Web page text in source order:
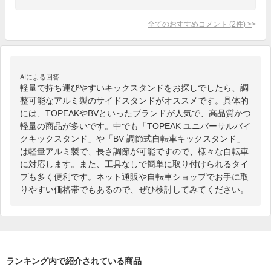
全てのおすすめコメント (2件) >
AIによる回答
軽量で持ち運びやすいキックスタンドをお探しでしたら、調
整可能なアルミ製のサイドスタンドがオススメです。具体的
には、TOPEAKやBVといったブランドが人気で、高品質かつ
軽量の商品が多いです。中でも「TOPEAK ユニバーサルバイ
クキックスタンド」や「BV 調節式自転車キックスタンド」
は軽量アルミ製で、長さ調節が可能ですので、様々な自転車
に対応します。また、工具なしで簡単に取り付けられるタイ
プも多く便利です。ネット通販や自転車ショップでお手に取
りやすい価格帯でもあるので、ぜひ検討してみてください。
ランキング内で紹介されている商品